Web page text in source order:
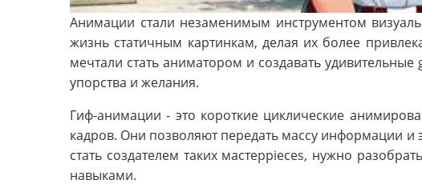
Анимации стали незаменимым инструментом
жизнь статичным картинкам, делая их более
мечтали стать аниматором и создавать
упорства и желания.
Гиф-анимации - это короткие циклические
кадров. Они позволяют передать массу информации
стать создателем таких мастерpieces, нужно
навыками.